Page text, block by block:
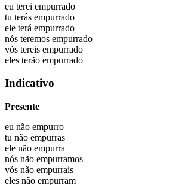
eu terei empurrado
tu terás empurrado
ele terá empurrado
nós teremos empurrado
vós tereis empurrado
eles terão empurrado
Indicativo
Presente
eu não empurro
tu não empurras
ele não empurra
nós não empurramos
vós não empurrais
eles não empurram